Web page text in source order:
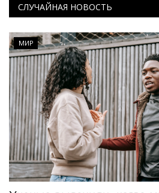
СЛУЧАЙНАЯ НОВОСТЬ
МИР